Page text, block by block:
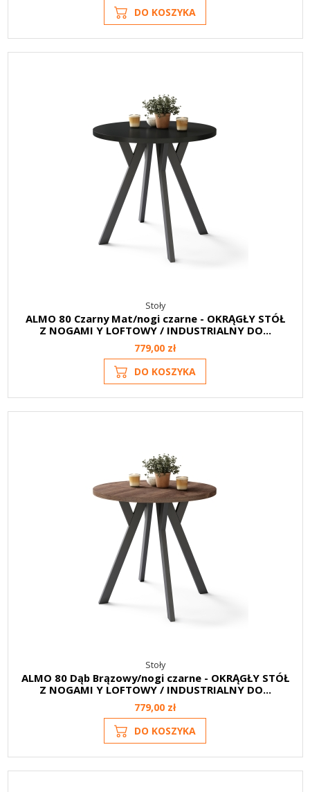
DO KOSZYKA
Stoły
ALMO 80 Czarny Mat/nogi czarne - OKRĄGŁY STÓŁ
Z NOGAMI Y LOFTOWY / INDUSTRIALNY DO...
779,00 zł
DO KOSZYKA
Stoły
ALMO 80 Dąb Brązowy/nogi czarne - OKRĄGŁY STÓŁ
Z NOGAMI Y LOFTOWY / INDUSTRIALNY DO...
779,00 zł
DO KOSZYKA